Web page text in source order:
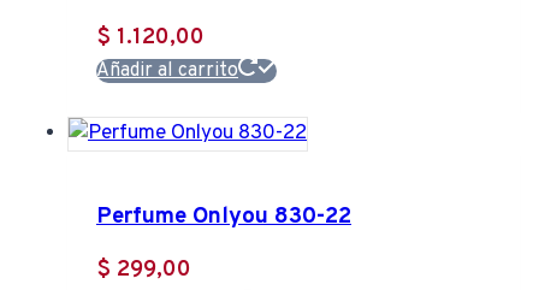
$ 1.120,00
Añadir al carrito
Perfume Onlyou 830-22
$ 299,00